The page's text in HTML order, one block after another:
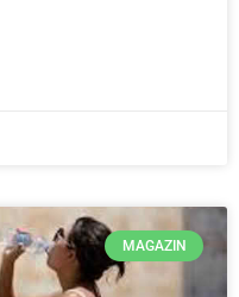
MAGAZIN